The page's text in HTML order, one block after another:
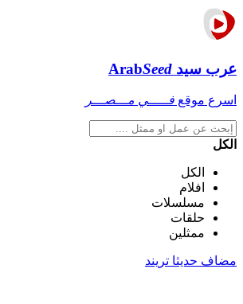
عرب سيد ArabSeed
اسرع موقع فـــــي مـــصـــر
الكل
الكل
افلام
مسلسلات
حلقات
ممثلين
مضاف حديثا تريند